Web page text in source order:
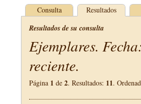
Consulta Resultados
Resultados de su consulta
Ejemplares.
reciente.
Página 1 de 2. Resultados: 11.